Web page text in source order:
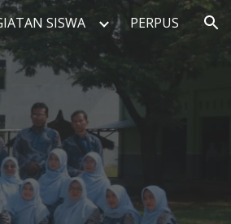
SISWA PERPUS